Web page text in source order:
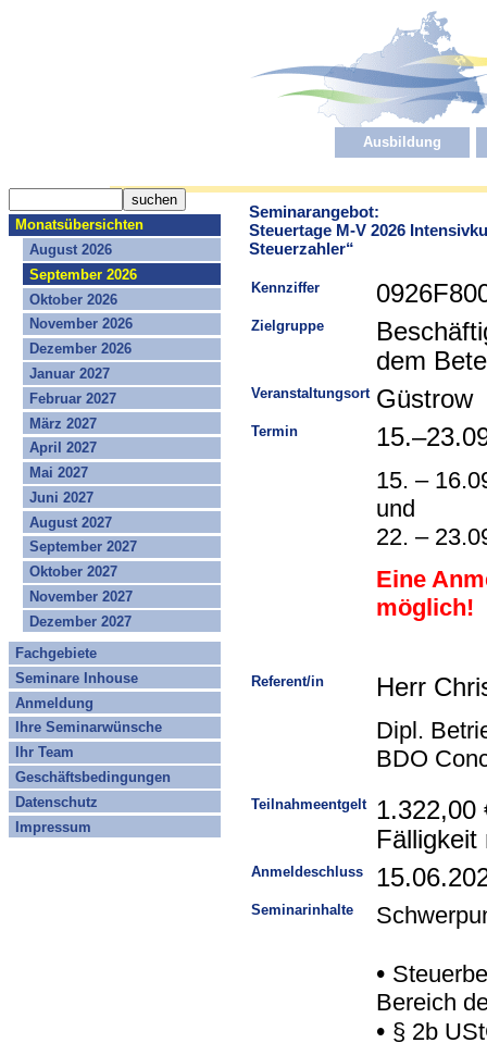
Ausbildung
Monatsübersichten
August 2026
September 2026
Oktober 2026
November 2026
Dezember 2026
Januar 2027
Februar 2027
März 2027
April 2027
Mai 2027
Juni 2027
August 2027
September 2027
Oktober 2027
November 2027
Dezember 2027
Fachgebiete
Seminare Inhouse
Anmeldung
Ihre Seminarwünsche
Ihr Team
Geschäftsbedingungen
Datenschutz
Impressum
Seminarangebot:
Steuertage M-V 2026
Steuerzahler“
Kennziffer
Zielgruppe
dem
Veranstaltungsort Güstrow
Termin
15. –
und
22. –
Eine
möglich!
Referent/in Herr
Dipl.
BDO
Teilnahmeentgelt
1.322,00
Fälligkeit
Anmeldeschluss
Seminarinhalte
•
Bereich
• § 2b